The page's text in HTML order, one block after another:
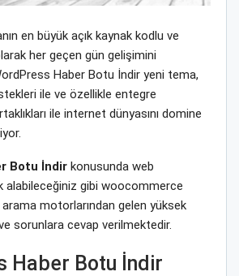
en büyük açık kaynak kodlu ve
her geçen gün gelişimini
Haber Botu İndir yeni tema,
ile ve özellikle entegre
ile internet dünyasını domine
Botu İndir konusunda web
alabileceğiniz gibi woocommerce
motorlarından gelen yüksek
sorunlara cevap verilmektedir.
Haber Botu İndir